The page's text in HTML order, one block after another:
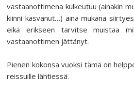
vastaanottimena kulkeutuu (ainakin
kiinni kasvanut…) aina mukana
eikä erikseen tarvitse muistaa
vastaanottimen jättänyt.
Pienen kokonsa vuoksi tämä on
reissuille lähtiessä.